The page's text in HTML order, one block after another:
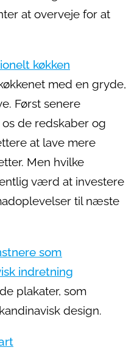
at overveje for at
køkken
med en gryde,
Først senere
de redskaber og
at lave mere
Men hvilke
værd at investere
til næste
som
indretning
plakater, som
design.